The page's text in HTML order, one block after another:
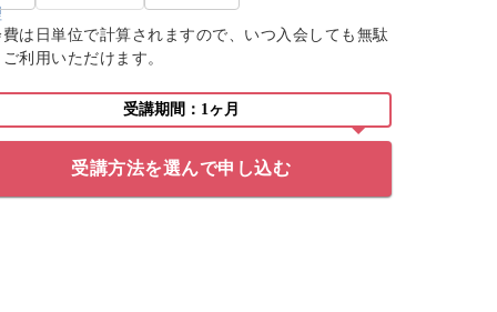
は日単位で計算されますので、いつ入会しても無駄
利用いただけます。
受講期間：1ヶ月
受講方法を選んで申し込む